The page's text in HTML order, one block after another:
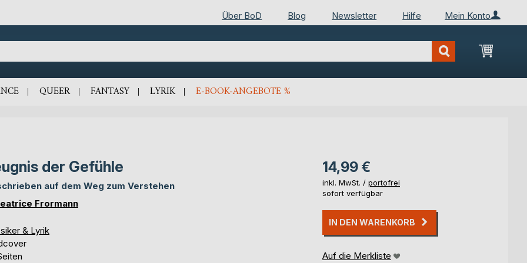
Mein Konto
Über BoD Blog Newsletter Hilfe
Mein
QUEER FANTASY LYRIK E-BOOK-ANGEBOTE %
der Gefühle
auf dem Weg zum Verstehen
Frormann
& Lyrik
14,99 €
inkl. MwSt. / portofrei
sofort verfügbar
IN DEN WARENKORB
Auf die Merkliste